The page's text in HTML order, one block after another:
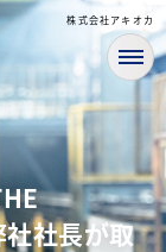
株式会社アキオカ
社長が取